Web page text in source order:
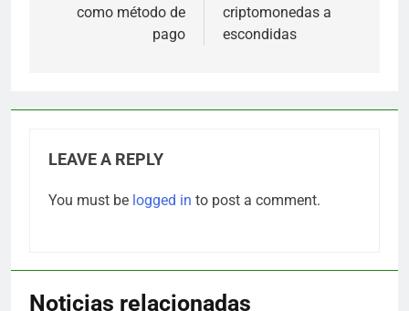
como método de
pago
criptomonedas a
escondidas
LEAVE A REPLY
You must be logged in to post a comment.
Noticias relacionadas